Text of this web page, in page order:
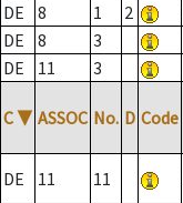
DE
8 1 2
DE
8 3
DE
11 3
C ▼ ASSOC No. D Code
DE 11 11